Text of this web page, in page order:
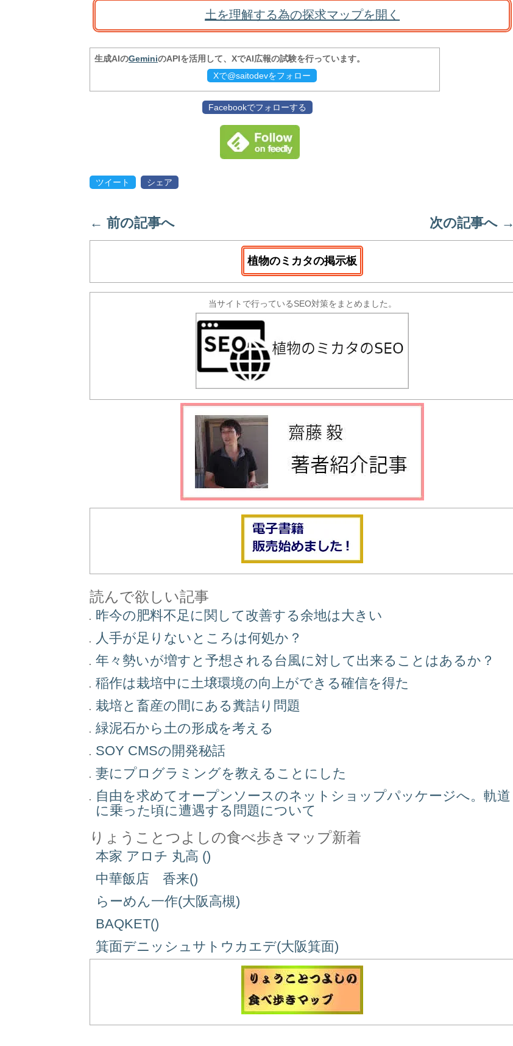
土を理解する為の探求マップを開く
生成AIのGeminiのAPIを活用して、XでAI広報の試験を行っています。
Xで@saitodevをフォロー
Facebookでフォローする
ツイート シェア
← 前の記事へ 次の記事へ →
植物のミカタの掲示板
当サイトで行っているSEO対策をまとめました。
読んで欲しい記事
昨今の肥料不足に関して改善する余地は大きい
人手が足りないところは何処か？
年々勢いが増すと予想される台風に対して出来ることはあるか？
稲作は栽培中に土壌環境の向上ができる確信を得た
栽培と畜産の間にある糞詰り問題
緑泥石から土の形成を考える
SOY CMSの開発秘話
妻にプログラミングを教えることにした
自由を求めてオープンソースのネットショップパッケージへ。軌道
に乗った頃に遭遇する問題について
りょうことつよしの食べ歩きマップ新着
本家 アロチ 丸高 ()
中華飯店 香来()
らーめん一作(大阪高槻)
BAQKET()
箕面デニッシュサトウカエデ(大阪箕面)